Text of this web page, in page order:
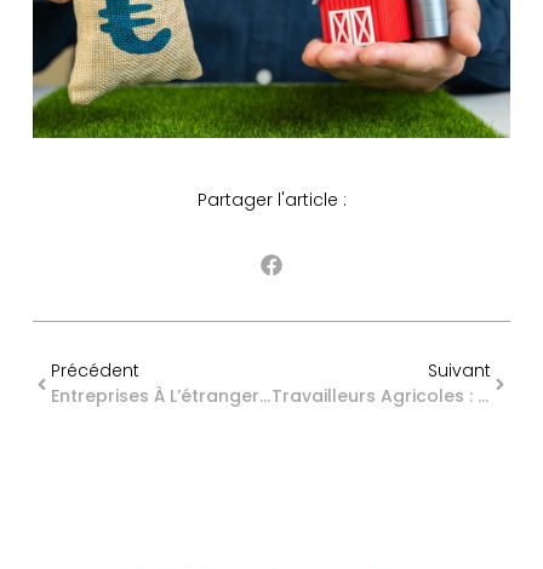
Partager l'article :
Précédent
Entreprises À L’étranger Et TVA : Le Point Sur Les Mécanismes De Représentation En France
Suivant
Travailleurs Agricoles : Une Nouvelle Aide À La Promotion Collective Agricole